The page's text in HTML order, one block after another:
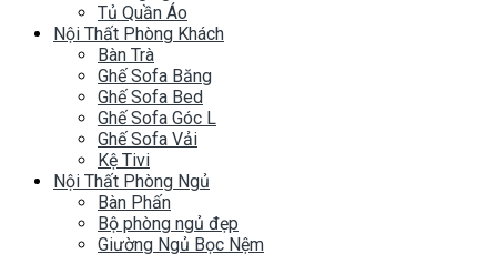
Tủ Quần Áo
Nội Thất Phòng Khách
Bàn Trà
Ghế Sofa Băng
Ghế Sofa Bed
Ghế Sofa Góc L
Ghế Sofa Vải
Kệ Tivi
Nội Thất Phòng Ngủ
Bàn Phấn
Bộ phòng ngủ đẹp
Giường Ngủ Bọc Nệm